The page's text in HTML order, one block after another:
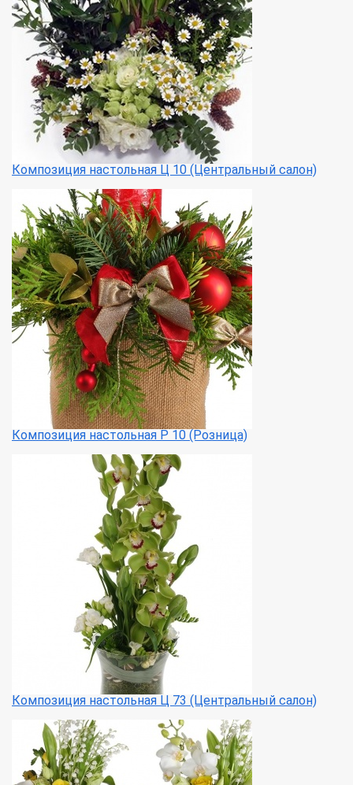
Композиция настольная Ц 10 (Центральный салон)
Композиция настольная Р 10 (Розница)
Композиция настольная Ц 73 (Центральный салон)